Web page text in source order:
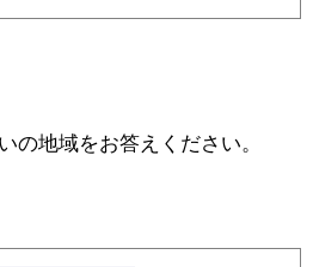
地域をお答えください。